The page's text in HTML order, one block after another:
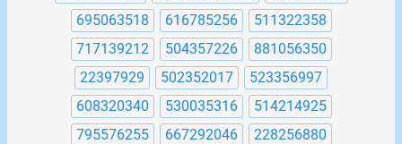
695063518
616785256
511322358
717139212
504357226
881056350
22397929
502352017
523356997
608320340
530035316
514214925
795576255
667292046
228256880